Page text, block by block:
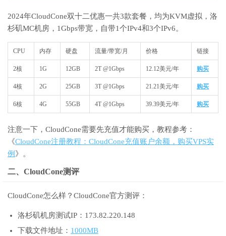
2024年CloudCone双十二优惠一共3款套餐，均为KVM虚拟，洛
杉矶MC机房，1Gbps带宽，自带1个IPv4和3个IPv6。
CPU 内存 硬盘 流量/带宽/月 价格 链接
2核 1G 12GB 2T @1Gbps 12.12美元/年 购买
4核 2G 25GB 3T @1Gbps 21.21美元/年 购买
6核 4G 55GB 4T @1Gbps 39.39美元/年 购买
注意一下，CloudCone需要先充值才能购买，教程参考：
《CloudCone注册教程：CloudCone充值账户余额，购买VPS实
例 》。
二、CloudCone测评
CloudCone怎么样？CloudCone官方测评：
洛杉矶机房测试IP：173.82.220.148
下载文件地址： 1000MB